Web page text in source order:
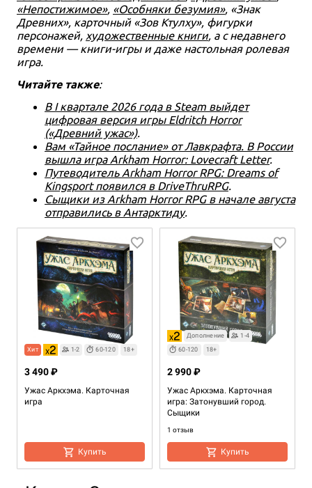
«Непостижимое», «Особняки безумия», «Знак
Древних», карточный «Зов Ктулху», фигурки
персонажей, художественные книги, а с недавнего
времени — книги-игры и даже настольная ролевая
игра.
Читайте также:
В I квартале 2026 года в Steam выйдет
цифровая версия игры Eldritch Horror
(«Древний ужас»).
Вам «Тайное послание» от Лавкрафта. В России
вышла игра Arkham Horror: Lovecraft Letter.
Путеводитель Arkham Horror RPG: Dreams of
Kingsport появился в DriveThruRPG.
Сыщики из Arkham Horror RPG в начале августа
отправились в Антарктиду.
Хит 1-2 60-120 18+
Ужас Аркхэма. Карточная
игра
3 490 ₽
Купить
Дополнение
1-4
60-120
18+
Ужас Аркхэма. Карточная
игра: Затонувший город.
Сыщики
1 отзыв
2 990 ₽
Купить